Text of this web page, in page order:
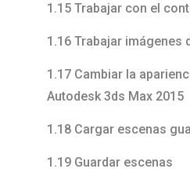
1.15 Trabajar con el
1.16 Trabajar
1.17 Cambiar la
Autodesk 3ds Max 2015
1.18 Cargar escenas
1.19 Guardar escenas